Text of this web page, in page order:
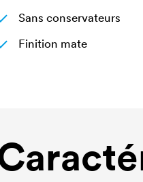
Sans conservateurs
Finition mate